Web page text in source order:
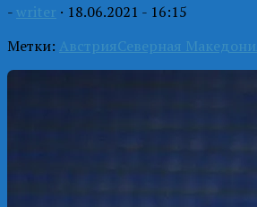
- writer · 18.06.2021 - 16:15
Метки: АвстрияСеверная